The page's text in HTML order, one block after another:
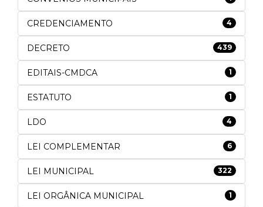
CREDENCIAMENTO 4
DECRETO 439
EDITAIS-CMDCA 1
ESTATUTO 1
LDO 4
LEI COMPLEMENTAR 6
LEI MUNICIPAL 322
LEI ORGÂNICA MUNICIPAL 1